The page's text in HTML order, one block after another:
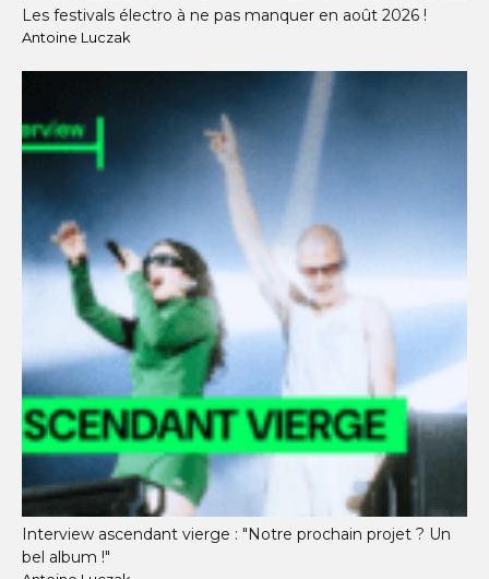
Les festivals électro à ne pas manquer en août 2026 !
Antoine Luczak
Interview ascendant vierge : "Notre prochain projet ? Un
bel album !"